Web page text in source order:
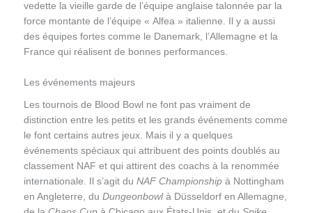
vedette la vieille garde de l’équipe anglaise talonnée par la
force montante de l’équipe « Alfea » italienne. Il y a aussi
des équipes fortes comme le Danemark, l’Allemagne et la
France qui réalisent de bonnes performances.
Les événements majeurs
Les tournois de Blood Bowl ne font pas vraiment de
distinction entre les petits et les grands événements comme
le font certains autres jeux. Mais il y a quelques
événements spéciaux qui attribuent des points doublés au
classement NAF et qui attirent des coachs à la renommée
internationale. Il s’agit du NAF Championshipà Nottingham
en Angleterre, du Dungeonbowlà Düsseldorf en Allemagne,